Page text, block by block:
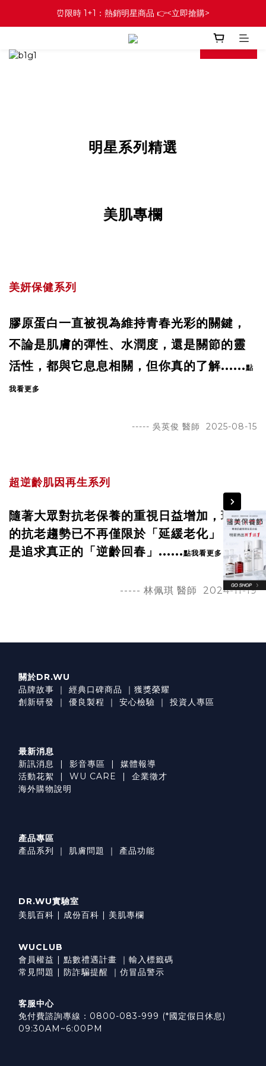
⏰限時 1+1：熱銷明星商品 👉<立即搶購>
prev next
明星系列精選
美肌專欄
美妍保健系列
膠原蛋白一直被視為維持青春光彩的關鍵，
不論是肌膚的彈性、水潤度，還是關節的靈
活性，都與它息息相關，但你真的了解......點
我看更多
----- 吳英俊 醫師 2025-08-15
超逆齡肌因再生系列
隨著大眾對抗老保養的重視日益增加，現今
的抗老趨勢已不再僅限於「延緩老化」，而
是追求真正的「逆齡回春」 ......點我看更多
----- 林佩琪 醫師 2024-11-19
關於DR.WU
品牌故事 ｜ 經典口碑商品 ｜ 獲獎榮耀
創新研發
｜ 優良製程 ｜ 安心檢驗 ｜ 投資人專區
最新消息
新訊消息
影音專區
媒體報導
活動花絮
WU CARE
企業徵才
海外購物說明
產品專區
產品系列
｜ 肌膚問題 ｜ 產品功能
DR.WU實驗室
美肌百科 |
成份百科 | 美肌專欄
WUCLUB
會員權益
點數禮遇計畫 ｜ 輸入標籤碼
常見問題
防詐騙提醒 ｜ 仿冒品警示
客服中心
免付費諮詢專線：0800-083-999 (*國定假日休息)
09:30AM~6:00PM